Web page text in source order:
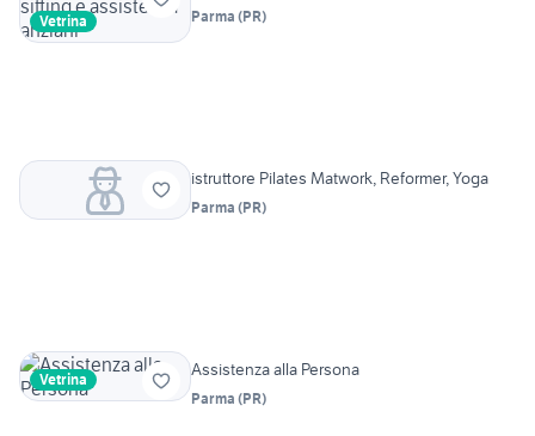
Vetrina Parma (PR)
istruttore Pilates Matwork, Reformer, Yoga
Parma (PR)
Vetrina Assistenza alla Persona
Parma (PR)